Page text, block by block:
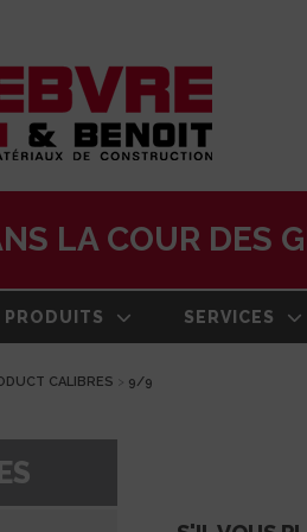
LA COUR DES
PRODUITS
MATÉRIAUX DE
SERVICES
CALIBRES > 9/9